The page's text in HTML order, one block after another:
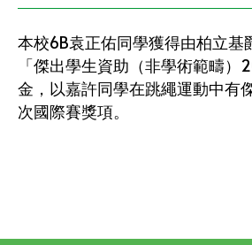
本校6B袁正佑同學獲得由柏立基
「傑出學生資助（非學術範疇
金，以嘉許同學在跳繩運動中有
次國際賽獎項。